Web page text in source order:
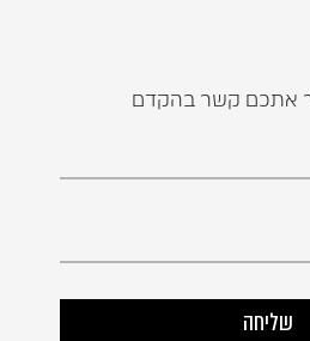
אתכם קשר בהקדם
שליחה